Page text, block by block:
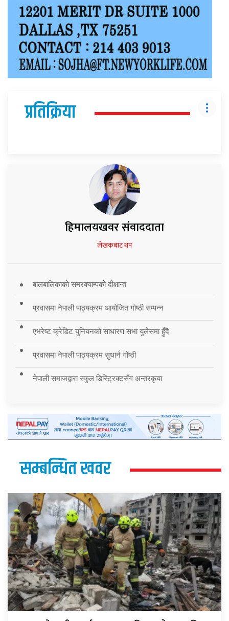
प्रतिक्रिया
हिमालयखवर संवाददाता
लेखकबाट थप
बालबालिकाको समरक्याम्पको दीक्षान्त
प्रवासमा नेपाली पाठ्यक्रम आयोजित गोष्ठी सम्पन्न
एभरेष्ट क्रेडिट युनियनको साधारण सभा युलेसमा हुँदै
प्रवासमा नेपाली पाठ्यक्रम सुधार्न गोष्ठी
नेपाली समाजद्वारा स्कुल डिस्ट्रिक्टसँग अन्तरकृया
सम्बन्धित खवर